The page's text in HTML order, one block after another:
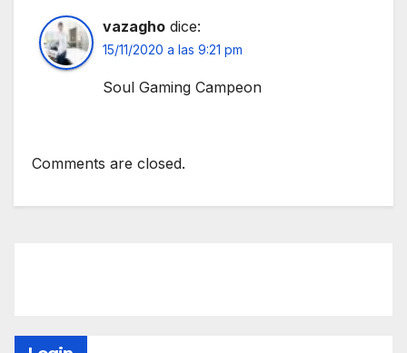
vazagho dice:
15/11/2020 a las 9:21 pm
Soul Gaming Campeon
Comments are closed.